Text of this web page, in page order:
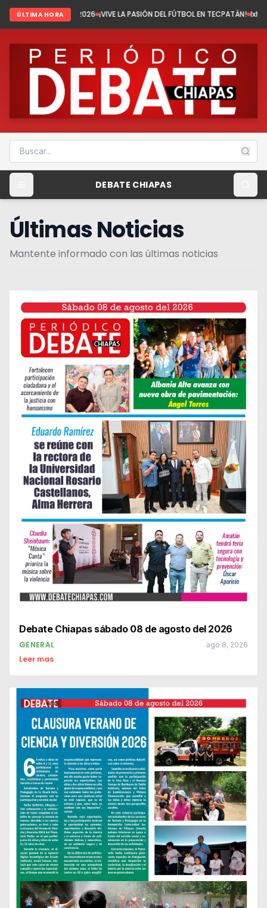
ÚLTIMA HORA
2026 ¡VIVE LA PASIÓN DEL FÚTBOL EN TECPATÁN! Ixhuatán: Tenemos
DEBATE CHIAPAS
Últimas Noticias
Mantente informado con las últimas noticias
Debate Chiapas sábado 08 de agosto del 2026
GENERAL ago 8, 2026
Leer mas